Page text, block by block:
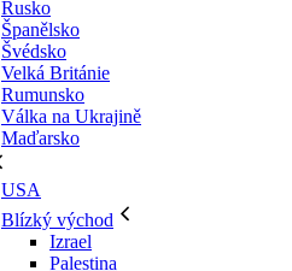
Rusko
Španělsko
Švédsko
Velká Británie
Rumunsko
Válka na Ukrajině
Maďarsko
USA
Blízký východ
Izrael
Palestina